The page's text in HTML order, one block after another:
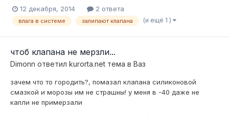
12 декабря, 2014 2 ответа
влага в системе залипают клапана (и ещё 1 )
чтоб клапана не мерзли...
Dimonn ответил kurorta.net тема в Ваз
зачем что то городить?, помазал клапана силиконовой
смазкой и морозы им не страшны! у меня в -40 даже не
капли не примерзали